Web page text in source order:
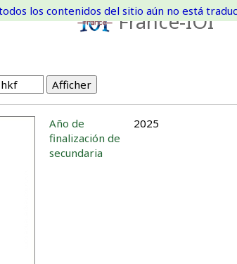
France-IOI
los contenidos del sitio aún no está
Año de
finalización de
secundaria
2025